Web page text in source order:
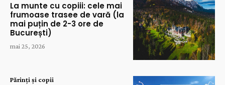
La munte cu copiii: cele mai
frumoase trasee de vară (la
mai puțin de 2-3 ore de
București)
mai 25, 2026
Părinți și copii